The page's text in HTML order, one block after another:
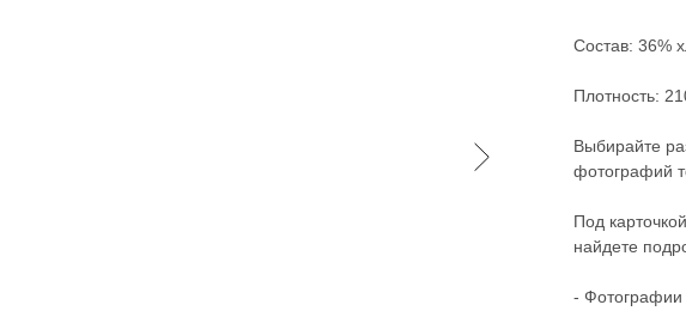
Состав: 36%
Плотность:
Выбирайте
фотографий
Под
найдете
- Фотографии